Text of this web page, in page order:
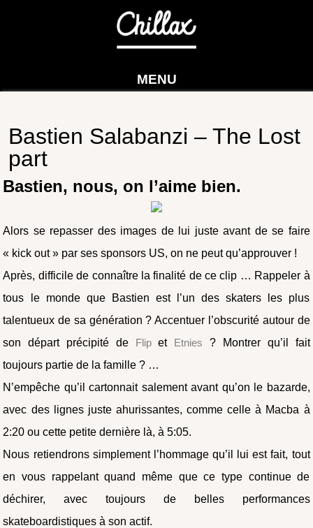
MENU
Bastien Salabanzi – The Lost
part
Bastien, nous, on l’aime bien.
Alors se repasser des images de lui juste avant de se faire
« kick out » par ses sponsors US, on ne peut qu’approuver !
Après, difficile de connaître la finalité de ce clip … Rappeler à
tous le monde que Bastien est l’un des skaters les plus
talentueux de sa génération ? Accentuer l’obscurité autour de
son départ précipité de Flipet Etnies ? Montrer qu’il fait
toujours partie de la famille ? …
N’empêche qu’il cartonnait salement avant qu’on le bazarde,
avec des lignes juste ahurissantes, comme celle à Macba à
2:20 ou cette petite dernière là, à 5:05.
Nous retiendrons simplement l’hommage qu’il lui est fait, tout
en vous rappelant quand même que ce type continue de
déchirer, avec toujours de belles performances
skateboardistiques à son actif.